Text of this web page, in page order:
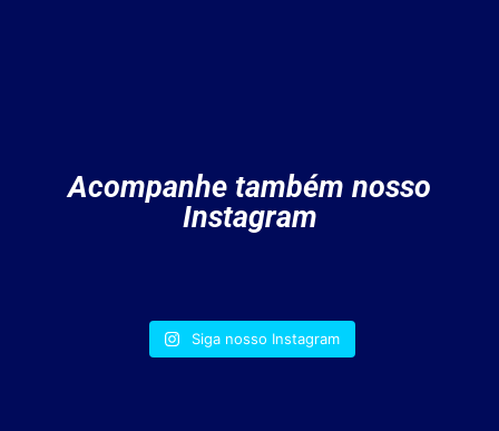
Acompanhe também nosso
Instagram
Siga nosso Instagram